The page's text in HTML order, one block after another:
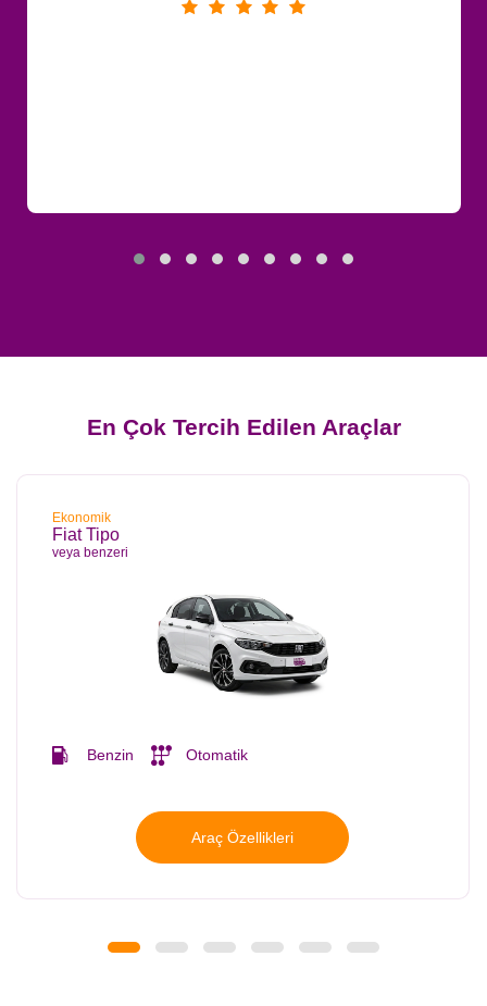
En Çok Tercih Edilen Araçlar
Ekonomik
Fiat Tipo
veya benzeri
Benzin Otomatik
Araç Özellikleri